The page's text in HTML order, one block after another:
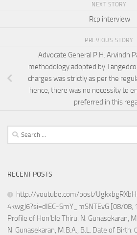
NEXT STORY
Rcp interview
PREVIOUS STORY
Advocate General P.H. Arvindh
methodology adopted by
charges was strictly as per the
hence, there was no necessity to
preferred in this
Search
for:
RECENT POSTS
http://youtube.com/post/
4kwgJ6?si=dIEC-SmY_mSNTEvG [08/08,
Profile of Hon’ble Thiru. N. Gunasekaran,
N. Gunasekaran, M.B.A., B.L. Date of